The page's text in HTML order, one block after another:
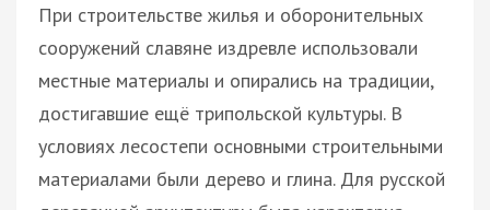
При строительстве жилья и оборонительных
сооружений славяне издревле использовали
местные материалы и опирались на традиции,
достигавшие ещё трипольской культуры. В
условиях лесостепи основными строительными
материалами были дерево и глина. Для русской